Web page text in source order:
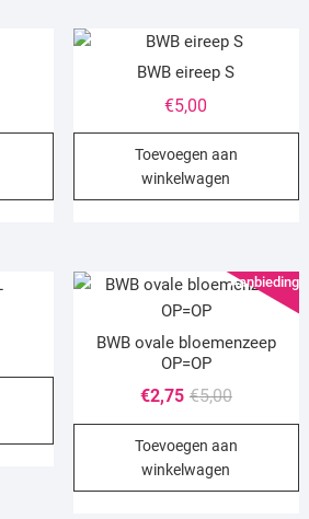
BWB eireep S
€5,00
Toevoegen aan
winkelwagen
Aanbieding!
BWB ovale bloemenzeep
OP=OP
€5,00
prijs
was:
€2,75
Huidige
prijs
is:
Toevoegen aan
winkelwagen